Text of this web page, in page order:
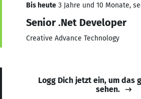
Bis heute 3 Jahre und 10 Monate,
Senior .Net Developer
Creative Advance Technology
Logg Dich jetzt ein, um das
sehen.